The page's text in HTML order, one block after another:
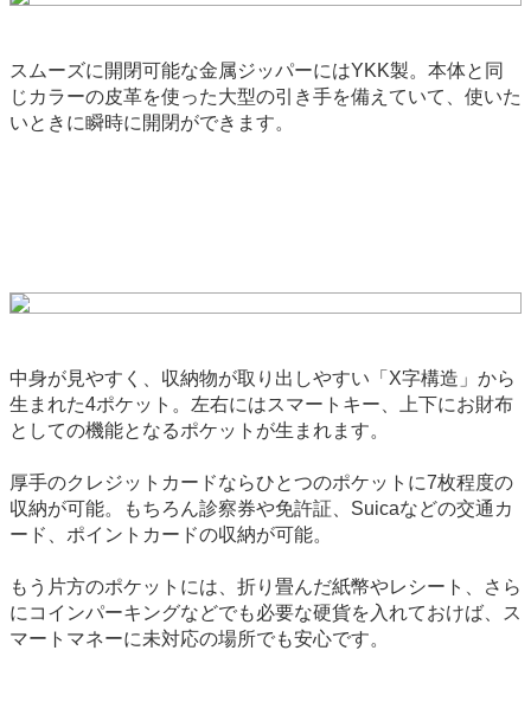
スムーズに開閉可能な金属ジッパーにはYKK製。本体と同
じカラーの皮革を使った大型の引き手を備えていて、使いた
いときに瞬時に開閉ができます。
中身が見やすく、収納物が取り出しやすい「X字構造」から
生まれた4ポケット。左右にはスマートキー、上下にお財布
としての機能となるポケットが生まれます。
厚手のクレジットカードならひとつのポケットに7枚程度の
収納が可能。もちろん診察券や免許証、Suicaなどの交通カ
ード、ポイントカードの収納が可能。
もう片方のポケットには、折り畳んだ紙幣やレシート、さら
にコインパーキングなどでも必要な硬貨を入れておけば、ス
マートマネーに未対応の場所でも安心です。